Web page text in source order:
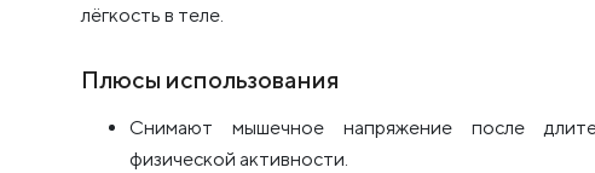
лёгкость в теле.
Плюсы использования
Снимают мышечное напряжение после
физической активности.